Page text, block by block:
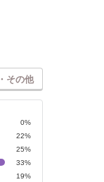
その他
0%
22%
25%
33%
19%